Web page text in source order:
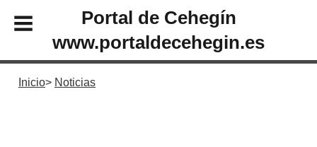
Portal de Cehegín
www.portaldecehegin.es
Inicio Noticias